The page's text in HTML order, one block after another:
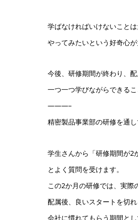
学ばなければいけないことは
やってみたいという好奇心が
今後、研修期間が終わり、配
一つ一つ学びながらできる
———–
精密製品事業部の研修を通
学生さんから「研修期間が2
とよく質問を受けます。
この2か月の研修では、実際
配属後、良いスタートを切
会社に慣れてもらう期間とし